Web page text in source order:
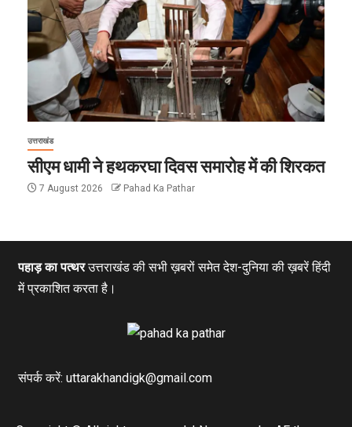
उत्तराखंड
सीएम धामी ने हथकरघा दिवस समारोह में की शिरकत
7 August 2026 Pahad Ka Pathar
पहाड़ का पत्थरउत्तराखंड की सभी ख़बरों समेत देश-दुनिया की ख़बरें हिंदी
में प्रकाशित करता है।
संपर्क करें: uttarakhandigk@gmail.com